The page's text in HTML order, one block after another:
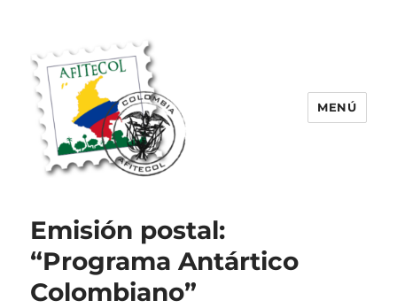
Temática en Colombia | 2008 –
2025
MENÚ
Emisión postal:
“Programa Antártico
Colombiano”